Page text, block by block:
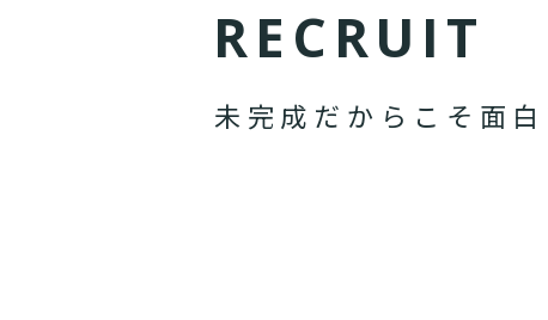
RE C RU IT
未 完 成 だ か ら こ そ 面 白